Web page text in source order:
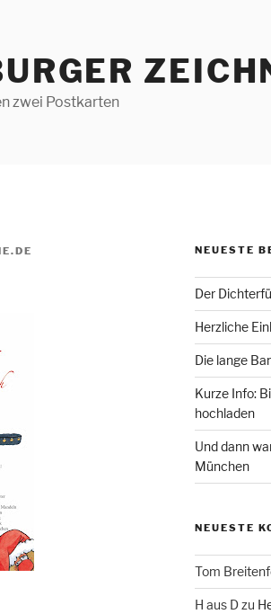
zwei Postkarten
NEUESTE
Der
Herzliche
Die lange
Kurze Info:
hochladen
Und dann
München
NEUESTE
Tom
H aus Dzu